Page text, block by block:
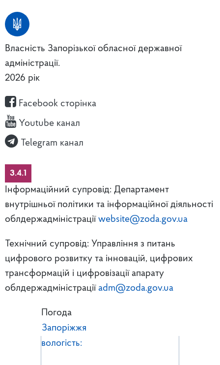
Власність Запорізької обласної державної
адміністрації.
2026 рік
Facebook сторінка
Youtube канал
Telegram канал
3.4.1
Інформаційний супровід: Департамент
внутрішньої політики та інформаційної діяльності
облдержадміністрації website@zoda.gov.ua
Технічний супровід: Управління з питань
цифрового розвитку та інновацій, цифрових
трансформацій і цифровізації апарату
облдержадміністрації adm@zoda.gov.ua
Погода
Запоріжжя
вологість: